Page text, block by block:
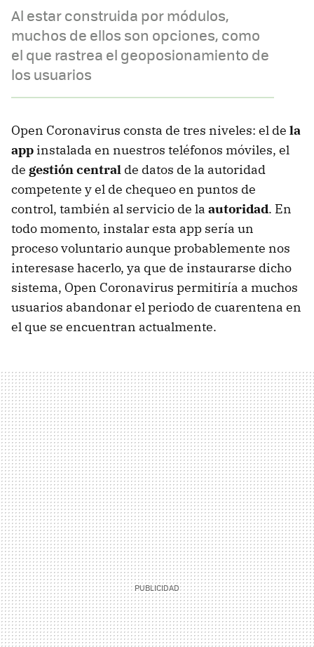
Al estar construida por módulos,
muchos de ellos son opciones, como
el que rastrea el geoposionamiento de
los usuarios
Open Coronavirus consta de tres niveles: el de la
app instalada en nuestros teléfonos móviles, el
de gestión central de datos de la autoridad
competente y el de chequeo en puntos de
control, también al servicio de la autoridad. En
todo momento, instalar esta app sería un
proceso voluntario aunque probablemente nos
interesase hacerlo, ya que de instaurarse dicho
sistema, Open Coronavirus permitiría a muchos
usuarios abandonar el periodo de cuarentena en
el que se encuentran actualmente.